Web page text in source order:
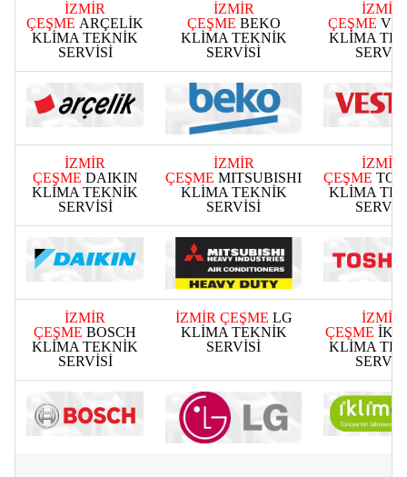
İZMİR
ÇEŞME ARÇELİK
KLİMA TEKNİK
SERVİSİ
İZMİR
ÇEŞME BEKO
KLİMA TEKNİK
SERVİSİ
İZMİR
ÇEŞME
KLİMA
İZMİR
ÇEŞME DAIKIN
KLİMA TEKNİK
SERVİSİ
İZMİR
ÇEŞME MITSUBISHI
KLİMA TEKNİK
SERVİSİ
İZMİR
ÇEŞME
KLİMA
İZMİR
ÇEŞME BOSCH
KLİMA TEKNİK
SERVİSİ
İZMİR ÇEŞME LG
KLİMA TEKNİK
SERVİSİ
İZMİR
ÇEŞME
KLİMA